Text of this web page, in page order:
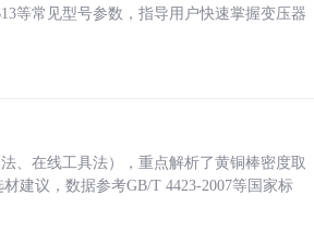
等常见型号参数，指导用户快速掌握变压器
、在线工具法），重点解析了黄铜棒密度取
建议，数据参考GB/T 4423-2007等国家标